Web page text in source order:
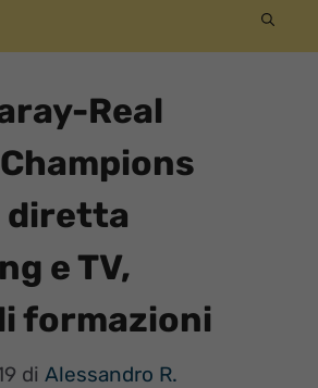
Real
diretta
e TV,
formazioni
di Alessandro R.